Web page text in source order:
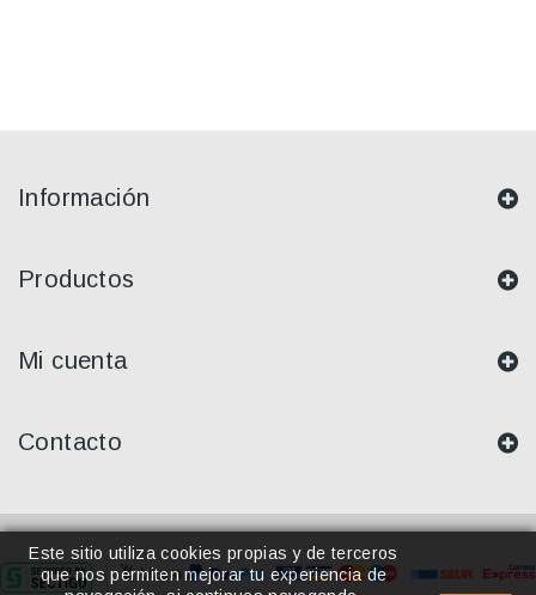
Este sitio utiliza cookies propias y de terceros
que nos permiten mejorar tu experiencia de
Información
Productos
Mi cuenta
Contacto